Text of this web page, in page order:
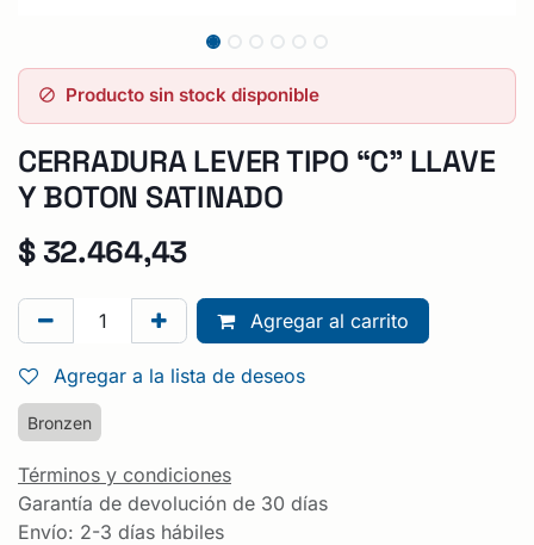
Producto sin stock disponible
CERRADURA LEVER TIPO “C” LLAVE
Y BOTON SATINADO
$32.464,43
Agregar al carrito
Agregar a la lista de deseos
Bronzen
Términos y condiciones
Garantía de devolución de 30 días
Envío: 2-3 días hábiles